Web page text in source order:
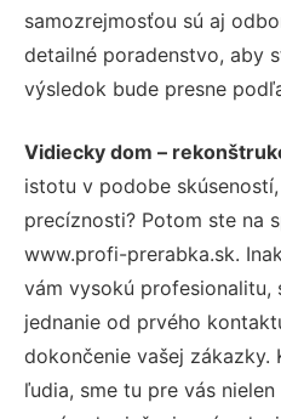
samozrejmosťou sú aj
detailné poradenstvo, aby
výsledok bude presne
Vidiecky dom –
istotu v podobe
precíznosti? Potom ste na
www.profi-prerabka.sk.
vám vysokú profesionalitu,
jednanie od prvého
dokončenie vašej zákazky.
ľudia, sme tu pre vás